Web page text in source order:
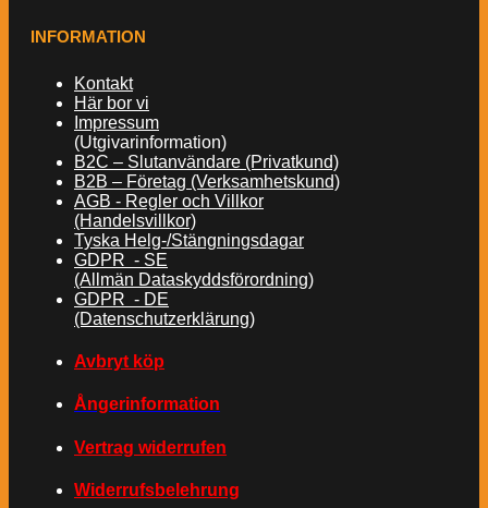
INFORMATION
Kontakt
Här bor vi
Impressum
(Utgivarinformation)
B2C – Slutanvändare (Privatkund)
B2B – Företag (Verksamhetskund)
AGB - Regler och Villkor
(Handelsvillkor)
Tyska Helg-/Stängningsdagar
GDPR - SE
(Allmän Dataskyddsförordning)
GDPR - DE
(Datenschutzerklärung)
Avbryt köp
Ångerinformation
Vertrag widerrufen
Widerrufsbelehrung